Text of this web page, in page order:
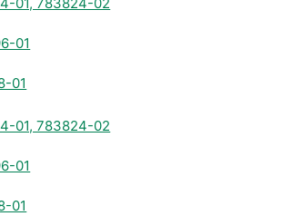
01
01
01, 783824-02
01
01